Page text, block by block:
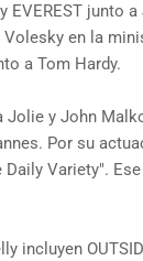
junto
en la
a Tom Hardy.
y John
Por su
Variety".